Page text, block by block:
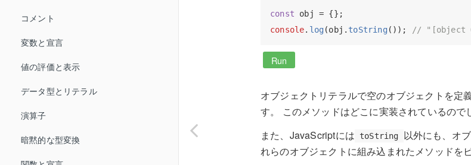
コメント
変数と宣言
値の評価と表示
データ型とリテラル
演算子
暗黙的な型変換
const
console. log (obj. toString ()); // "[object
Run
オブジェクトリテラルで空のオブジェクトを定
す。 このメソッドはどこに実装されているので
また、JavaScriptには
toString
以外にも、オ
れらのオブジェクトに組み込まれたメソッドを